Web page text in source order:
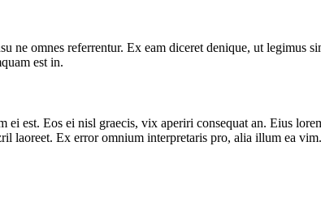
ne omnes referrentur. Ex eam diceret denique, ut legimus
est in.
est. Eos ei nisl graecis, vix aperiri consequat an. Eius
laoreet. Ex error omnium interpretaris pro, alia illum ea vim.